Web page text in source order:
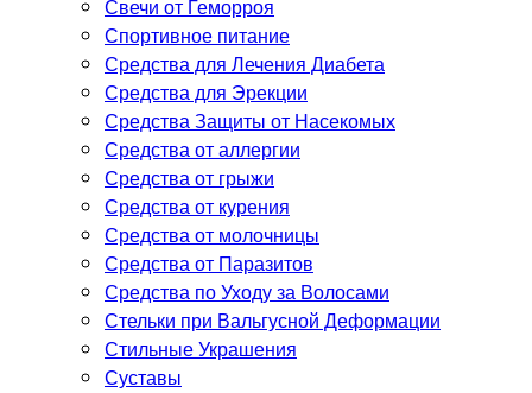
Свечи от Геморроя
Спортивное питание
Средства для Лечения Диабета
Средства для Эрекции
Средства Защиты от Насекомых
Средства от аллергии
Средства от грыжи
Средства от курения
Средства от молочницы
Средства от Паразитов
Средства по Уходу за Волосами
Стельки при Вальгусной Деформации
Стильные Украшения
Суставы